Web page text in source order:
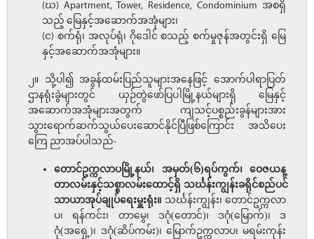
(ဃ) Apartment, Tower, Residence, Condominium အစရှိ
သည့် မြေနှင့်အဆောက်အအုံများ၊
(င) စက်ရုံ၊ အလုပ်ရုံ၊ ဂိုဒေါင် စသည့် စက်မှုဇုန်အတွင်းရှိ မြေ
နှင့်အဆောက်အအုံများ။
၂။ သို့ပါ၍ အခွန်ထမ်းပြည်သူများအနေဖြင့် အောက်ပါရာပြတ်
ဌာနရုံးခွဲများတွင် ယှဉ်တွဲဖော်ပြပါမြို့နယ်များရှိ မြေနှင့်
အဆောက်အအုံများအတွက် ကျသင့်ပစ္စည်းခွန်များအား
သွားရောက်ဆက်သွယ်ပေးဆောင်နိုင်ပြီဖြစ်ကြောင်း အသိပေး
ကြေ ညာအပ်ပါသည်-
တောင်ဥက္ကလာပမြို့နယ်၊ အမှတ်(၆)ရပ်ကွက်၊ ဝေဇယန္
တာလမ်းနှင့်သစ္စာလမ်းထောင့်ရှိ သင်္ဃန်းကျွန်းခရိုင်စည်ပင်
သာယာအုပ်ချုပ်ရေးမှူးရုံး။ သင်္ဃန်းကျွန်း၊ တောင်ဥက္ကလာ
ပ၊ ရန်ကင်း၊ တာမွေ၊ ဒဂုံ(တောင်)၊ ဒဂုံ(မြောက်)၊ ဒ
ဂုံ(အရှေ့)၊ ဒဂုံ(ဆိပ်ကမ်း)၊ မြောက်ဥက္ကလာပ၊ မရမ်းကုန်း